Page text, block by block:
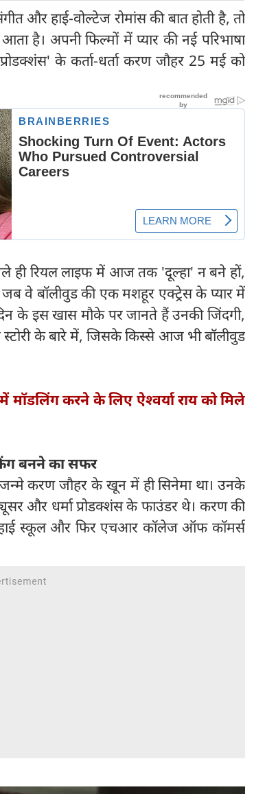
और हाई-वोल्टेज रोमांस की बात होती है, तो
है। अपनी फिल्मों में प्यार की नई परिभाषा
के कर्ता-धर्ता करण जौहर 25 मई को
ही रियल लाइफ में आज तक 'दूल्हा' न बने हों,
वे बॉलीवुड की एक मशहूर एक्ट्रेस के प्यार में
के इस खास मौके पर जानते हैं उनकी जिंदगी,
के बारे में, जिसके किस्से आज भी बॉलीवुड
करने के लिए ऐश्वर्या राय को मिले
बनने का सफर
करण जौहर के खून में ही सिनेमा था। उनके
और धर्मा प्रोडक्शंस के फाउंडर थे। करण की
हाई स्कूल और फिर एचआर कॉलेज ऑफ कॉमर्स